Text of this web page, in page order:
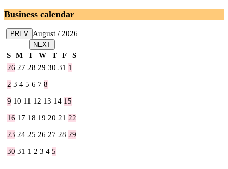
Business calendar
PREV August / 2026
NEXT
S M T W T F
S
26 27 28 29 30 31 1
2 3 4 5 6 7 8
9 10 11 12 13 14 15
16 17 18 19 20 21 22
23 24 25 26 27 28 29
30 31 1 2 3 4 5